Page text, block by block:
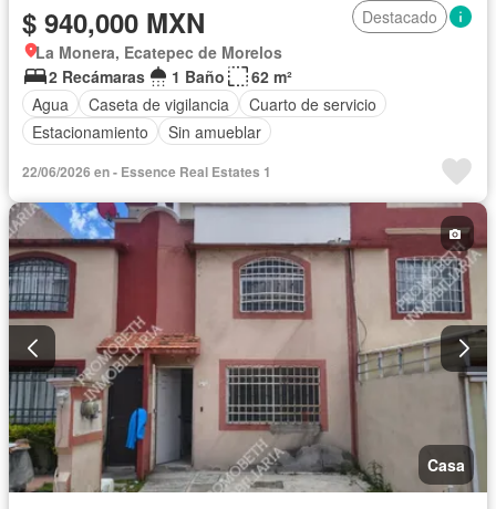
$ 940,000 MXN
Destacado
La Monera, Ecatepec de Morelos
2 Recámaras
1 Baño
62 m²
Agua
Caseta de vigilancia
Cuarto de servicio
Estacionamiento
Sin amueblar
22/06/2026 en - Essence Real Estates 1
Casa